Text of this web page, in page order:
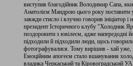
виступив благодійник Володимир Сапа,
Анатолієм Мандрою цього року
завжди стисло і влучно говорив ініціатор
президент Історичного клубу "Холодник
поздоровити з ювілеєм, адже напередодні
підходили й підходили люди, щось
фотографувалися. Тому вирішив - хай уже,
Емоційним апогеєм стало вшанування
владика Черкаський та Кіровоградський